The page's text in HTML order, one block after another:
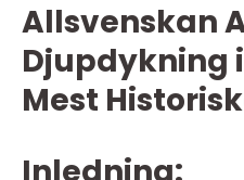
Allsvenskan
Djupdykning
Mest